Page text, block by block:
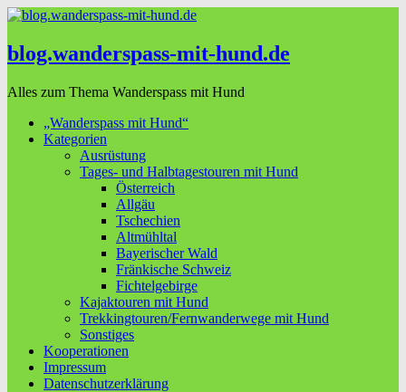
blog.wanderspass-mit-hund.de
Alles zum Thema Wanderspass mit Hund
„Wanderspass mit Hund“
Kategorien
Ausrüstung
Tages- und Halbtagestouren mit Hund
Österreich
Allgäu
Tschechien
Altmühltal
Bayerischer Wald
Fränkische Schweiz
Fichtelgebirge
Kajaktouren mit Hund
Trekkingtouren/Fernwanderwege mit Hund
Sonstiges
Kooperationen
Impressum
Datenschutzerklärung